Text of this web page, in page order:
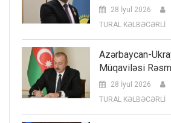
28 İyul 2026
TURAL KƏLBƏCƏRLİ
Azərbaycan-
Müqaviləsi
28 İyul 2026
TURAL KƏLBƏCƏRLİ